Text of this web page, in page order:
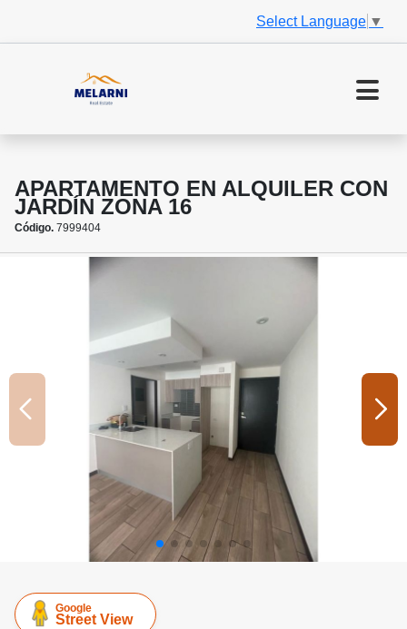
Select Language ▼
APARTAMENTO EN ALQUILER CON
JARDÍN ZONA 16
Código. 7999404
Google
Street View